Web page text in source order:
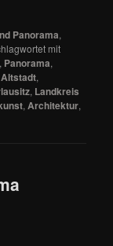
Panorama,
mit
, Panorama,
Altstadt,
, Landkreis
, Architektur,